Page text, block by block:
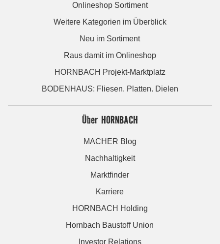
Onlineshop Sortiment
Weitere Kategorien im Überblick
Neu im Sortiment
Raus damit im Onlineshop
HORNBACH Projekt-Marktplatz
BODENHAUS: Fliesen. Platten. Dielen
Über HORNBACH
MACHER Blog
Nachhaltigkeit
Marktfinder
Karriere
HORNBACH Holding
Hornbach Baustoff Union
Investor Relations